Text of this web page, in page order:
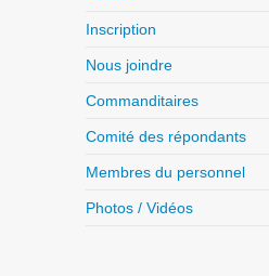
Inscription
Nous joindre
Commanditaires
Comité des répondants
Membres du personnel
Photos / Vidéos